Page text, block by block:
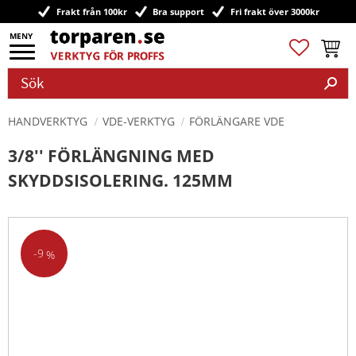
Meny
Frakt från 100kr Bra support Fri frakt över 3000kr
Favoriter
HANDVERKTYG VDE-VERKTYG FÖRLÄNGARE VDE
3/8'' FÖRLÄNGNING MED
SKYDDSISOLERING. 125MM
9 %